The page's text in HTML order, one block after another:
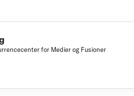
for Medier og Fusioner